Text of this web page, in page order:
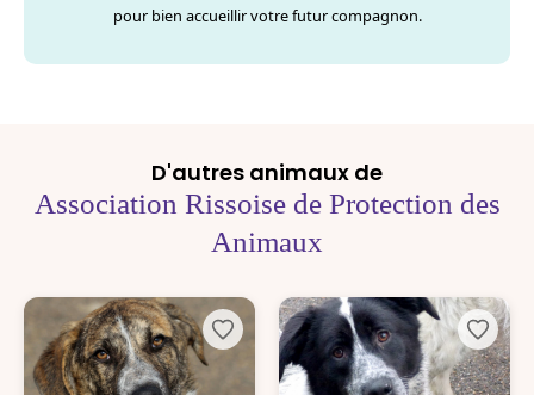
pour bien accueillir votre futur compagnon.
D'autres animaux de
Association Rissoise de Protection des
Animaux